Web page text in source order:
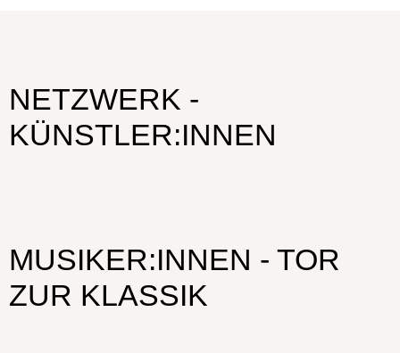
NETZWERK -
KÜNSTLER:INNEN
MUSIKER:INNEN - TOR
ZUR KLASSIK